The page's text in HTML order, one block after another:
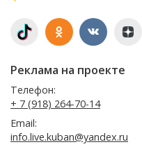
Реклама на проекте
Телефон:
+ 7 (918) 264-70-14
Email:
info.live.kuban@yandex.ru